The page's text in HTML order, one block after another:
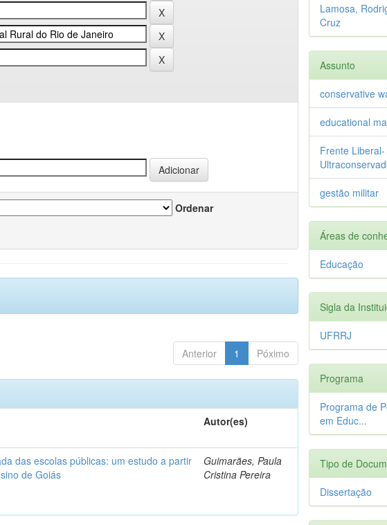
Ordenar
Anterior 1 Póximo
Autor(es)
das escolas públicas: um estudo a partir
de Goiás
Guimarães, Paula
Cristina Pereira
Lamosa,
Cruz
Assunto
conservative
educational
Frente Liberal-
gestão militar
Áreas de
Educação
Sigla da
UFRRJ
Programa
Programa de
em Educ...
Tipo de
Dissertação